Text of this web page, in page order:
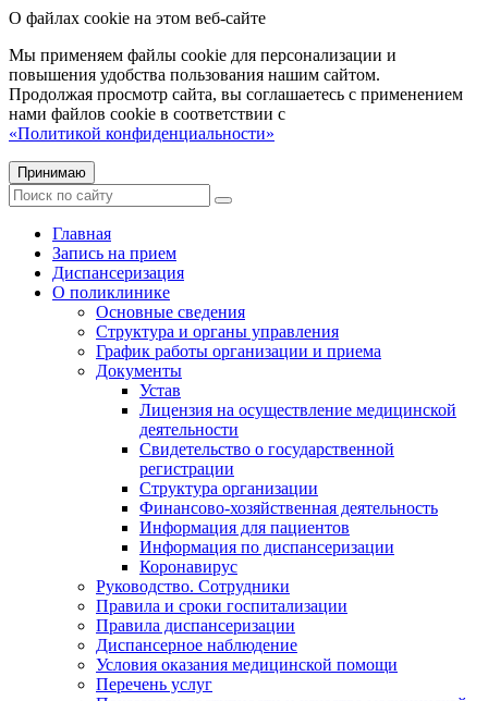
О файлах cookie на этом веб-сайте
Мы применяем файлы cookie для персонализации и
повышения удобства пользования нашим сайтом.
Продолжая просмотр сайта, вы соглашаетесь с применением
нами файлов cookie в соответствии с
«Политикой конфиденциальности»
Принимаю
Главная
Запись на прием
Диспансеризация
О поликлинике
Основные сведения
Структура и органы управления
График работы организации и приема
Документы
Устав
Лицензия на осуществление медицинской
деятельности
Свидетельство о государственной
регистрации
Структура организации
Финансово-хозяйственная деятельность
Информация для пациентов
Информация по диспансеризации
Коронавирус
Руководство. Сотрудники
Правила и сроки госпитализации
Правила диспансеризации
Диспансерное наблюдение
Условия оказания медицинской помощи
Перечень услуг